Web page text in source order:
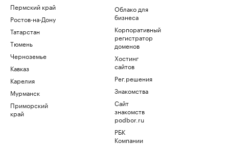
Пермский край
Ростов-на-Дону
Татарстан
Тюмень
Черноземье
Кавказ
Карелия
Мурманск
Приморский
край
Облако для
бизнеса
Корпоративный
регистратор
доменов
Хостинг
сайтов
Рег.решения
Знакомства
Сайт
знакомств
podbor.ru
РБК
Компании